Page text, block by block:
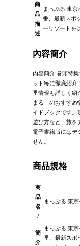
商
品
描
述
まっぷる 東
番、最新スポ
ーリゾートを
內容簡介
內容簡介 巻頭特
ット毎に徹底紹介
番情報も詳しく紹
まる」のおすす
イドブックです。
遊び方など、旅を
電子書籍版にはデ
せん。
商品規格
商
品
名
/
まっぷる 東
簡
介
まっぷる 東
番、最新スポ